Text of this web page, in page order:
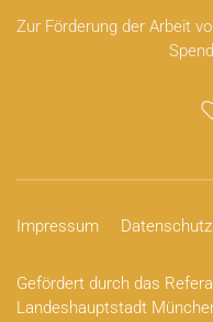
Zur Förderung der Arbeit
Impressum Datenschutz
Gefördert durch das
Landeshauptstadt